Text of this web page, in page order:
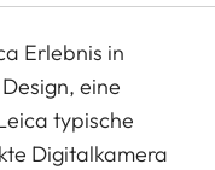
Erlebnis in
eine
typische
Digitalkamera